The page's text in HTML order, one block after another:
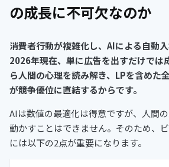
の成長に不可欠なのか
消費者行動が複雑化し、AIによる自動
2026年現在、単に広告を出すだけでは
ら人間の心理を読み解き、LPを含めた
が競争優位に直結するからです。
AIは数値の最適化は得意ですが、人間
動かすことはできません。そのため、
には以下の2点が重要になります。